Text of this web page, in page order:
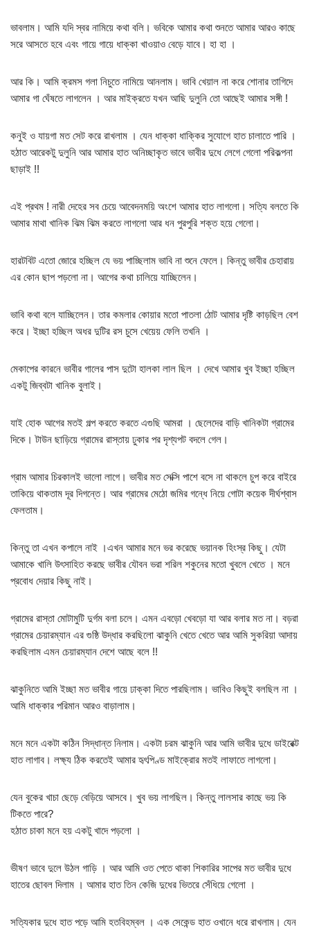
ভাবলাম। আমি যদি স্বর নামিয়ে কথা বলি। ভবিকে আমার কথা শুনতে আমার আরও কাছে
সরে আসতে হবে এবং গায়ে গায়ে ধাক্কা খাওয়াও বেড়ে যাবে। হা হা ।
আর কি। আমি ক্রমস গলা নিচুতে নামিয়ে আনলাম। ভাবি খেয়াল না করে শোনার তাগিদে
আমার গা ঘেঁষতে লাগলেন । আর মাইক্রতে যখন আছি দুলুনি তো আছেই আমার সঙ্গী !
কনুই ও যায়গা মত সেট করে রাখলাম । যেন ধাক্কা ধাক্কির সুযোগে হাত চালাতে পারি ।
হঠাত আরেকটু দুলুনি আর আমার হাত অনিচ্ছাকৃত ভাবে ভাবীর দুধে লেগে গেলো পরিকল্পনা
ছাড়াই !!
এই প্রথম ! নারী দেহের সব চেয়ে আবেদনময়ি অংশে আমার হাত লাগলো। সত্যি বলতে কি
আমার মাথা খানিক ঝিম ঝিম করতে লাগলো আর ধন পুরপুরি শক্ত হয়ে গেলো।
হারটবিট এতো জোরে হচ্ছিল যে ভয় পাচ্ছিলাম ভাবি না শুনে ফেলে। কিন্তু ভাবীর চেহারায়
এর কোন ছাপ পড়লো না। আগের কথা চালিয়ে যাচ্ছিলেন।
ভাবি কথা বলে যাচ্ছিলেন। তার কমলার কোয়ার মতো পাতলা ঠোট আমার দৃষ্টি কাড়ছিল বেশ
করে। ইচ্ছা হচ্ছিল অধর দুটির রস চুসে খেয়েয় ফেলি তখনি ।
মেকাপের কারনে ভাবীর গালের পাস দুটো হালকা লাল ছিল । দেখে আমার খুব ইচ্ছা হচ্ছিল
একটু জিব্বটা খানিক বুলাই।
যাই হোক আগের মতই গল্প করতে করতে এগুছি আমরা । ছেলেদের বাড়ি খানিকটা গ্রামের
দিকে। টাউন ছাড়িয়ে গ্রামের রাস্তায় ঢুকার পর দৃশ্যপট বদলে গেল।
গ্রাম আমার চিরকালই ভালো লাগে। ভাবীর মত সেক্সি পাশে বসে না থাকলে চুপ করে বাইরে
তাকিয়ে থাকতাম দূর দিগন্তে। আর গ্রামের মেঠো জমির গন্ধে নিয়ে গোটা কয়েক দীর্ঘশ্বাস
ফেলতাম।
কিন্তু তা এখন কপালে নাই ।এখন আমার মনে ভর করেছে ভয়ানক হিংস্র কিছু। যেটা
আমাকে খালি উৎসাহিত করছে ভাবীর যৌবন ভরা শরিল শকুনের মতো খুবলে খেতে । মনে
প্রবোধ দেয়ার কিছু নাই।
গ্রামের রাস্তা মোটামুটি দুর্গম বলা চলে। এমন এবড়ো খেবড়ো যা আর বলার মত না। বড়রা
গ্রামের চেয়ারম্যান এর গুষ্ঠি উদ্ধার করছিলো ঝাকুনি খেতে খেতে আর আমি সুকরিয়া আদায়
করছিলাম এমন চেয়ারম্যান দেশে আছে বলে !!
ঝাকুনিতে আমি ইচ্ছা মত ভাবীর গায়ে ঢাক্কা দিতে পারছিলাম। ভাবিও কিছুই বলছিল না ।
আমি ধাক্কার পরিমান আরও বাড়ালাম।
মনে মনে একটা কঠিন সিদ্ধান্ত নিলাম। একটা চরম ঝাকুনি আর আমি ভাবীর দুধে ডাইরেক্ট
হাত লাগাব। লক্ষ্য ঠিক করতেই আমার হৃৎপিণ্ড মাইক্রোর মতই লাফাতে লাগলো।
যেন বুকের খাচা ছেড়ে বেড়িয়ে আসবে। খুব ভয় লাগছিল। কিন্তু লালসার কাছে ভয় কি
টিকতে পারে?
হঠাত চাকা মনে হয় একটু খাদে পড়লো ।
ভীষণ ভাবে দুলে উঠল গাড়ি । আর আমি ওত পেতে থাকা শিকারির সাপের মত ভাবীর দুধে
হাতের ছোবল দিলাম । আমার হাত তিন কেজি দুধের ভিতরে সেঁধিয়ে গেলো ।
সত্যিকার দুধে হাত পড়ে আমি হতবিহম্বল । এক সেকেন্ড হাত ওখানে ধরে রাখলাম। যেন